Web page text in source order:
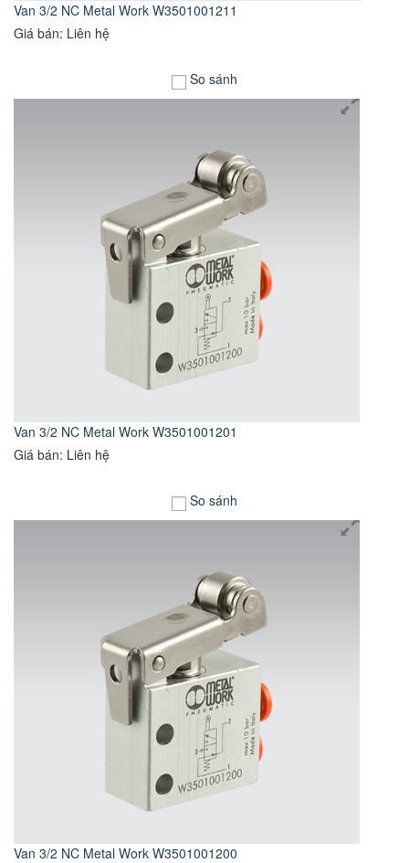
Van 3/2 NC Metal Work W3501001211
Giá bán: Liên hệ
So sánh
Van 3/2 NC Metal Work W3501001201
Giá bán: Liên hệ
So sánh
Van 3/2 NC Metal Work W3501001200